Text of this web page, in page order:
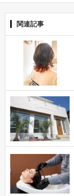
関連記事